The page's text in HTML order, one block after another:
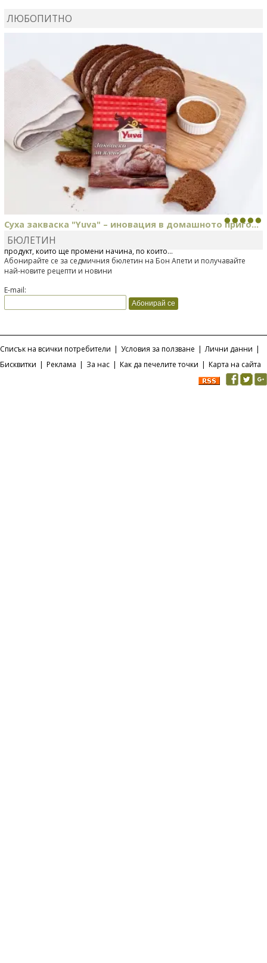
ЛЮБОПИТНО
Суха закваска "Yuva" – иновация в домашното приго...
Отскоро Лесафр България стартира предлагането на изцяло нов
продукт, който ще промени начина, по който...
БЮЛЕТИН
Абонирайте се за седмичния бюлетин на Бон Апети и получавайте
най-новите рецепти и новини
E-mail:
Списък на всички потребители | Условия за ползване | Лични данни |
Бисквитки | Реклама | За нас | Как да печелите точки | Карта на сайта